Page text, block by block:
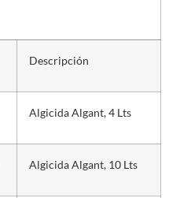
Descripción
Algicida Algant, 4 Lts
Algicida Algant, 10 Lts